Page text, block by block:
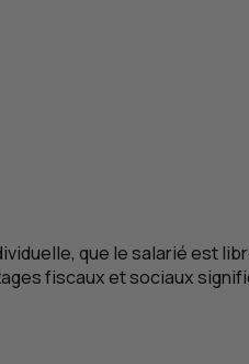
que le salarié est
fiscaux et sociaux